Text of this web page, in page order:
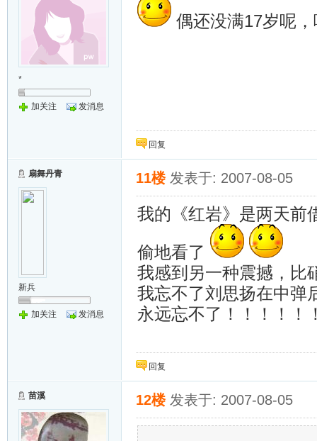
*
加关注 发消息
偶还没满17岁呢
回复
扇舞丹青
新兵
加关注 发消息
11楼 发表于: 2007-08-05
我的《红岩》是两天前
偷地看了
我感到另一种震撼，比
我忘不了刘思扬在中弹
永远忘不了！！！！！
回复
苗溪 12楼 发表于: 2007-08-05